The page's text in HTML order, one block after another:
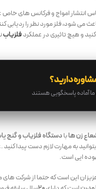
انتشار امواج و فرکانس های خاص
شود، فلز مورد نظر را ردیابی
و هیچ تاثیری در عملکردفلزیاب
دارید؟
ما آماده پاسخگویی هستند
زن هابادستگاه فلزیاب و گنج
بتوانید به مهارت لازم دست پیدا
ایی است.
این است که حتما از شرکت های